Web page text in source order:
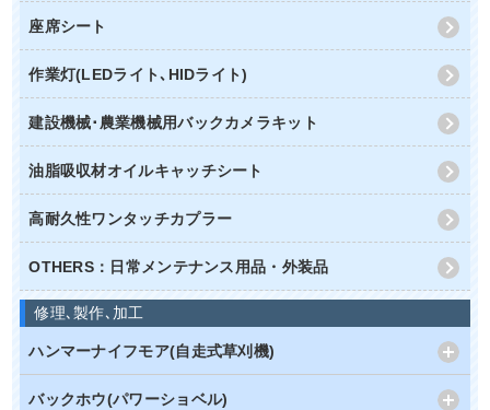
座席シート
作業灯(LEDライト､HIDライト)
建設機械･農業機械用バックカメラキット
油脂吸収材オイルキャッチシート
高耐久性ワンタッチカプラー
OTHERS：日常メンテナンス用品・外装品
修理､製作､加工
ハンマーナイフモア(自走式草刈機)
バックホウ(パワーショベル)